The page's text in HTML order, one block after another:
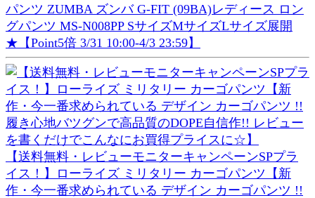
パンツ ZUMBA ズンバ G-FIT (09BA)レディース ロン
グパンツ MS-N008PP SサイズMサイズLサイズ展開
★【Point5倍 3/31 10:00-4/3 23:59】
【送料無料・レビューモニターキャンペーンSPプラ
イス！】ローライズ ミリタリー カーゴパンツ【新
作・今一番求められている デザイン カーゴパンツ !!